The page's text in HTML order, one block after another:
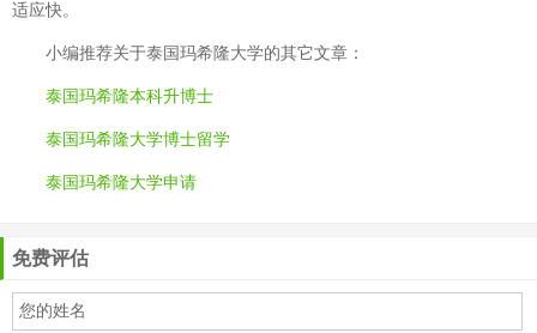
适应快。
小编推荐关于泰国玛希隆大学的其它文章：
泰国玛希隆本科升博士
泰国玛希隆大学博士留学
泰国玛希隆大学申请
免费评估